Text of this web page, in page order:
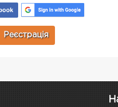
Реєстрація